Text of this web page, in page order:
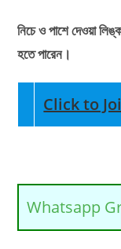
নিচে ও পাশে দেওয়া
হতে পারেন।
Click to
Whatsapp